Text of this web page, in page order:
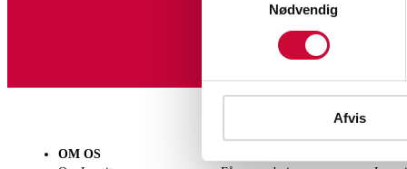
Nødvendig
Afvis
Tilmeld dig vores
OM OS